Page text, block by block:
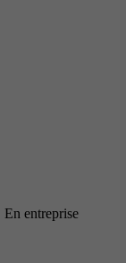
En entreprise